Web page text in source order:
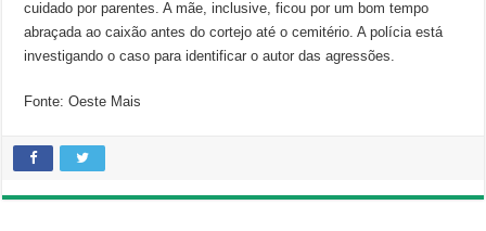
cuidado por parentes. A mãe, inclusive, ficou por um bom tempo
abraçada ao caixão antes do cortejo até o cemitério. A polícia está
investigando o caso para identificar o autor das agressões.
Fonte: Oeste Mais